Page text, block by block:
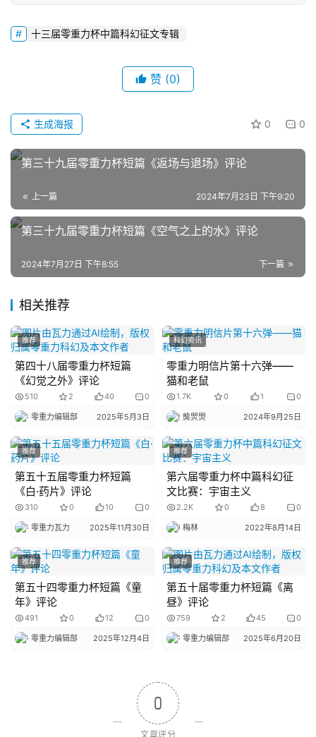
投
稿
科
幻
资
讯
主
题
说
库
登录
十三届零重力杯中篇科幻征文专辑
赞 (0)
0 0
生成海报
第三十九届零重力杯短篇《返场与退场》评论
上一篇 2024年7月23日 下午9:20
第三十九届零重力杯短篇《空气之上的水》评论
下一篇
2024年7月27日 下午8:55
相关推荐
推荐
第四十八届零重力杯短篇
《幻觉之外》评论
510 2 40 0
零重力编辑部 2025年5月3日
科幻资讯
零重力明信片第十六弹——
猫和老鼠
1.7K 0 1 0
熋焸焽 2024年9月25日
推荐
第五十五届零重力杯短篇
《白·药片》评论
310 0 10 0
零重力瓦力 2025年11月30日
推荐
第六届零重力杯中篇科幻征
文比赛：宇宙主义
2.2K 0 8 0
梅林 2022年8月14日
推荐
第五十四零重力杯短篇《童
年》评论
491 0 12 0
零重力编辑部 2025年12月4日
推荐
第五十届零重力杯短篇《离
昼》评论
759 2 45 0
零重力编辑部 2025年6月20日
0
文章评分